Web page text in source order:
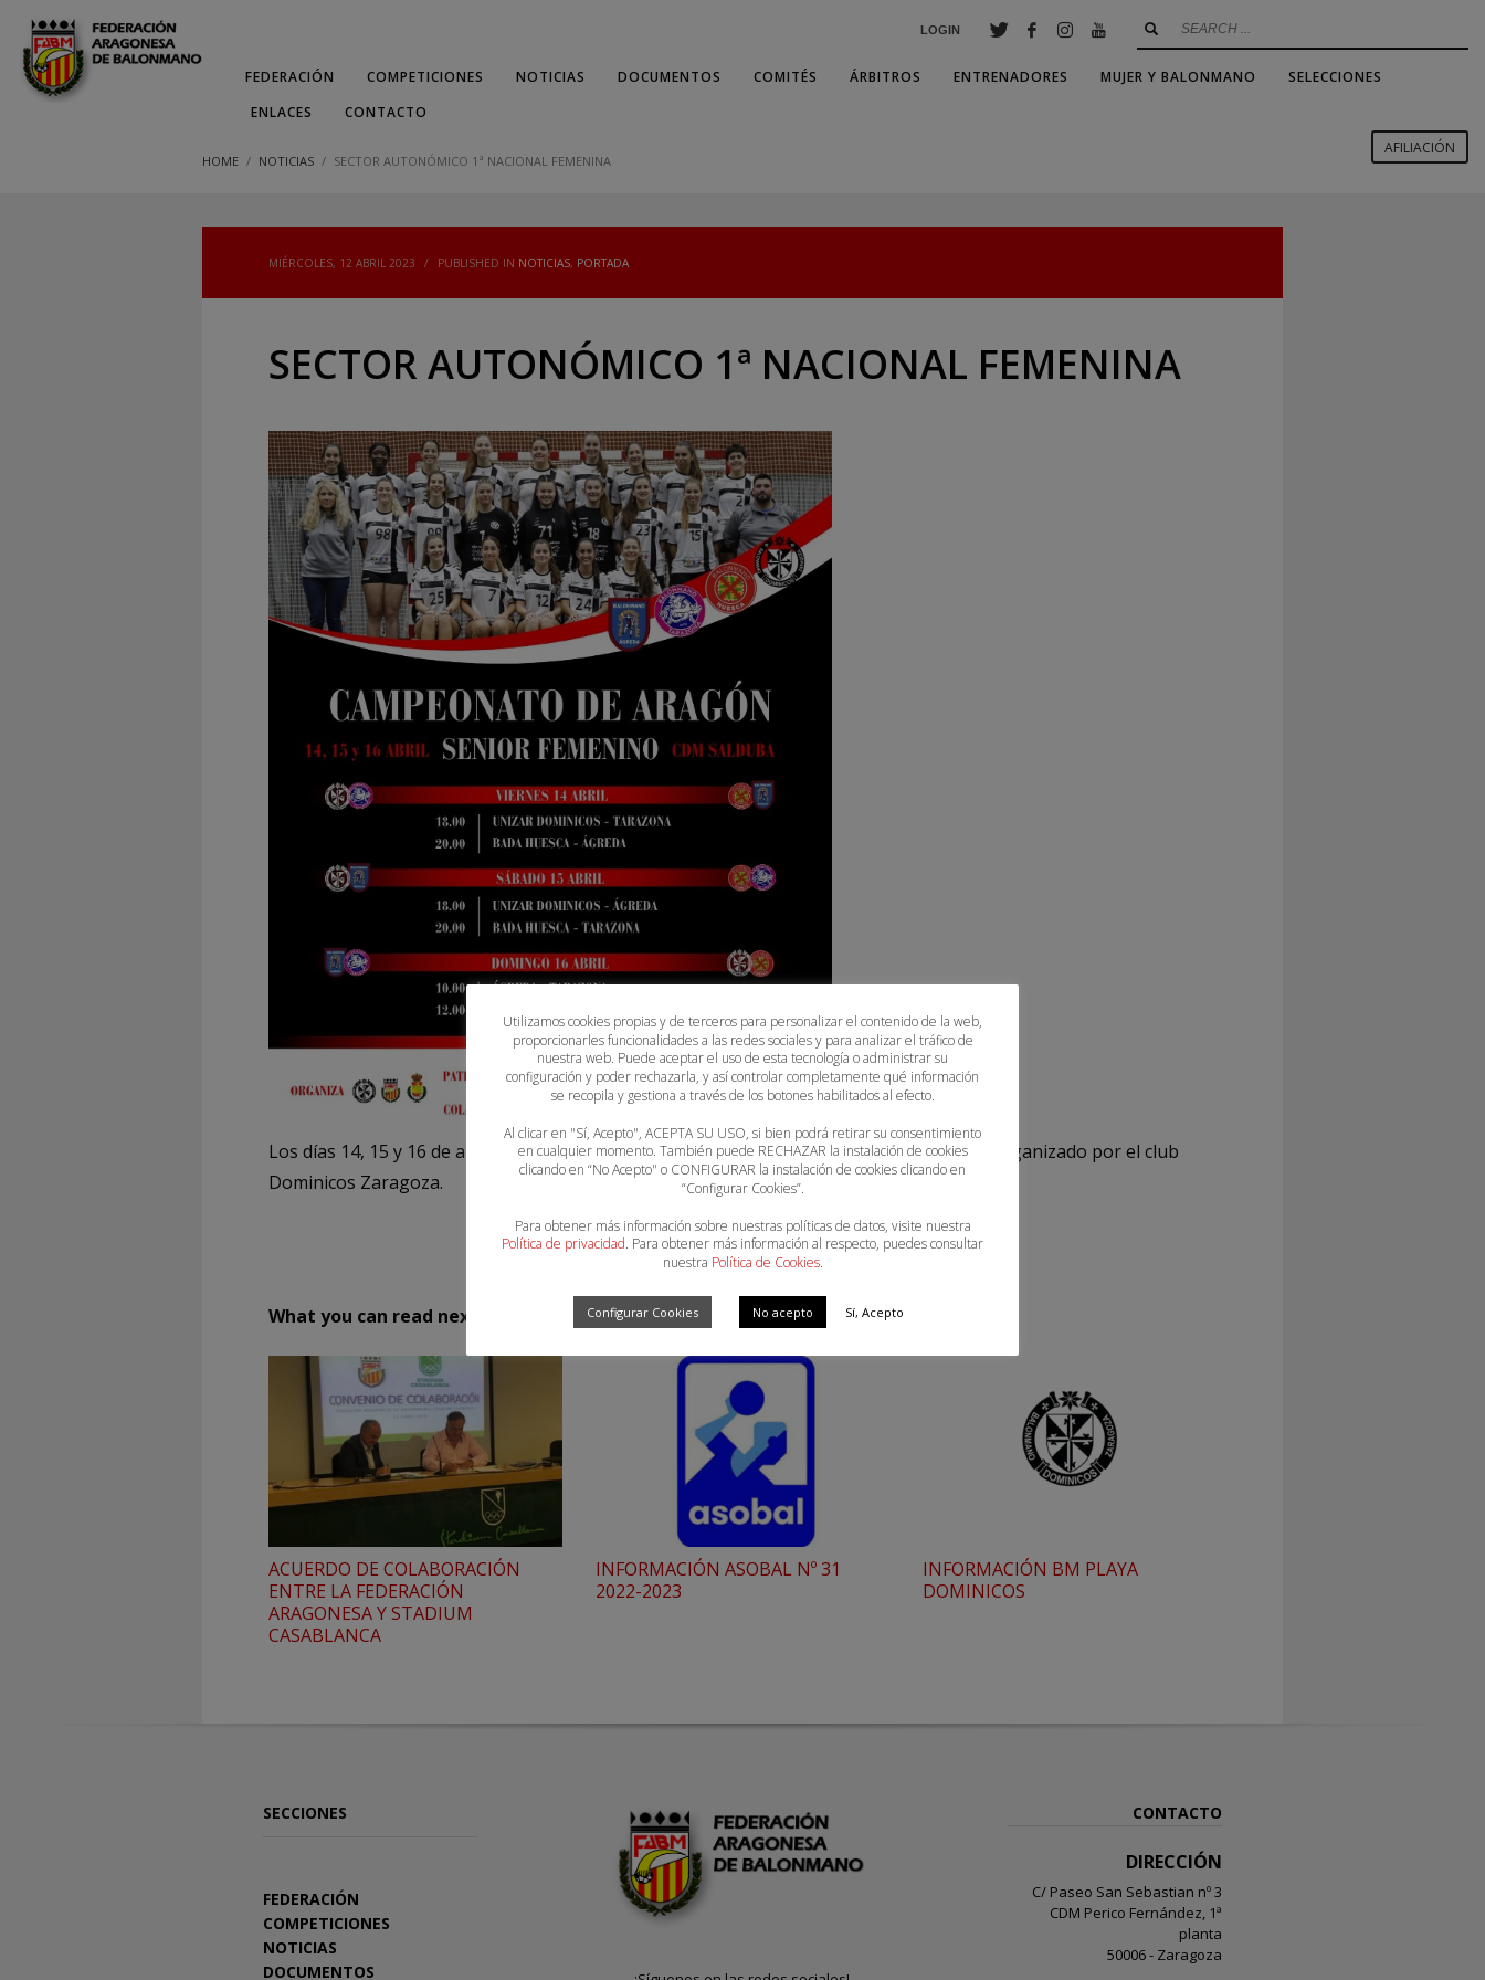
LOGIN
FEDERACIÓN COMPETICIONES NOTICIAS DOCUMENTOS COMITÉS ÁRBITROS ENTRENADORES MUJER Y BALONMANO
SELECCIONES
ENLACES
CONTACTO
AFILIACIÓN
HOME NOTICIAS SECTOR AUTONÓMICO 1ª NACIONAL FEMENINA
MIÉRCOLES, 12 ABRIL 2023 / PUBLISHED IN NOTICIAS, PORTADA
SECTOR AUTONÓMICO 1ª NACIONAL FEMENINA
Los días 14, 15 y 16 de abril se celebrará el Sector Autonómico de 1ª Nacional Femenina organizado por el club
Dominicos Zaragoza.
What you can read next
ACUERDO DE COLABORACIÓN
ENTRE LA FEDERACIÓN
ARAGONESA Y STADIUM
CASABLANCA
INFORMACIÓN ASOBAL Nº 31
2022-2023
INFORMACIÓN BM PLAYA
DOMINICOS
SECCIONES
FEDERACIÓN
COMPETICIONES
NOTICIAS
DOCUMENTOS
CONTACTO
DIRECCIÓN
C/ Paseo San Sebastian nº 3
CDM Perico Fernández, 1ª
planta
50006 - Zaragoza
Utilizamos cookies propias y de terceros para personalizar el contenido de la web,
proporcionarles funcionalidades a las redes sociales y para analizar el tráfico de
nuestra web. Puede aceptar el uso de esta tecnología o administrar su
configuración y poder rechazarla, y así controlar completamente qué información
se recopila y gestiona a través de los botones habilitados al efecto.
Al clicar en "Sí, Acepto", ACEPTA SU USO, si bien podrá retirar su consentimiento
en cualquier momento. También puede RECHAZAR la instalación de cookies
clicando en “No Acepto" o CONFIGURAR la instalación de cookies clicando en
“Configurar Cookies”.
Para obtener más información sobre nuestras políticas de datos, visite nuestra
Política de privacidad. Para obtener más información al respecto, puedes consultar
nuestra Política de Cookies.
Configurar Cookies No acepto Sí, Acepto